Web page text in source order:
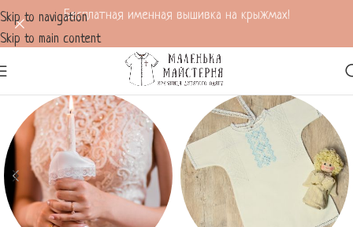
Skip to navigation
Skip to main content
Бесплатная именная вышивка на крыжмах!